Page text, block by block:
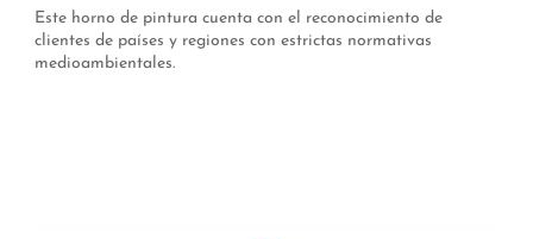
Este horno de pintura cuenta con el reconocimiento de
clientes de países y regiones con estrictas normativas
medioambientales.